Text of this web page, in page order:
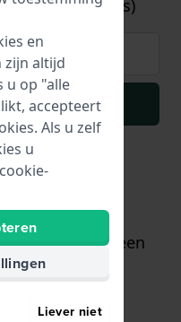
op horloges)
klantenservice
of stuur ons een
.
en
zijn altijd
u op "alle
accepteert
Als u zelf
u
Liever niet